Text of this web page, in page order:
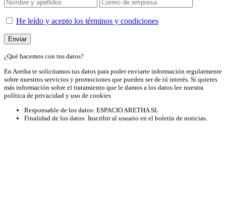
He leído y acepto los términos y condiciones
¿Qué hacemos con tus datos?
En Aretha te solicitamos tus datos para poder enviarte información regularmente
sobre nuestros servicios y promociones que pueden ser de tú interés. Si quieres
más información sobre el tratamiento que le damos a los datos lee nuestra
política de privacidad y uso de cookies
Responsable de los datos: ESPACIO ARETHA SL
Finalidad de los datos: Inscribir al usuario en el boletín de noticias.